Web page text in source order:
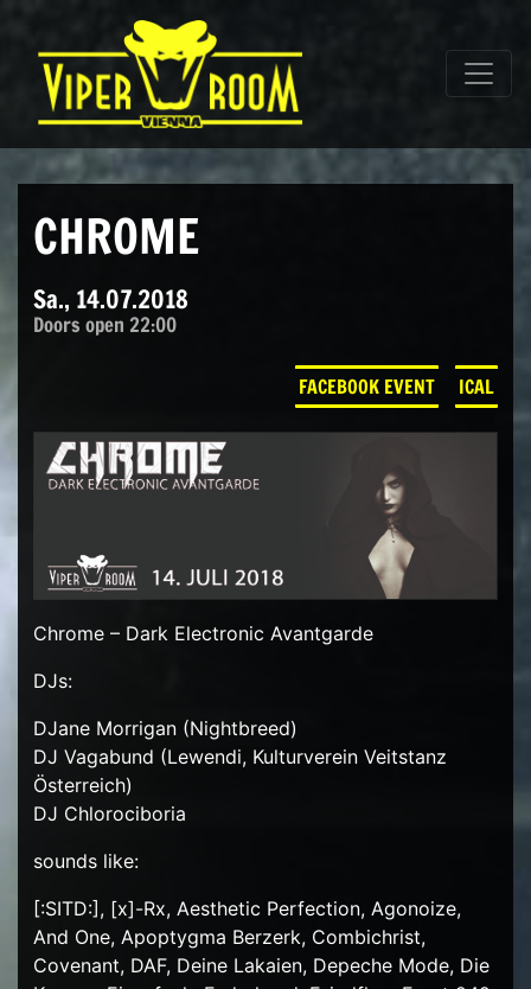
Hauptnavigation
CHROME
Sa., 14.07.2018
Doors open 22:00
FACEBOOK EVENT ICAL
Chrome – Dark Electronic Avantgarde
DJs:
DJane Morrigan (Nightbreed)
DJ Vagabund (Lewendi, Kulturverein Veitstanz
Österreich)
DJ Chlorociboria
sounds like:
[:SITD:], [x]-Rx, Aesthetic Perfection, Agonoize,
And One, Apoptygma Berzerk, Combichrist,
Covenant, DAF, Deine Lakaien, Depeche Mode, Die